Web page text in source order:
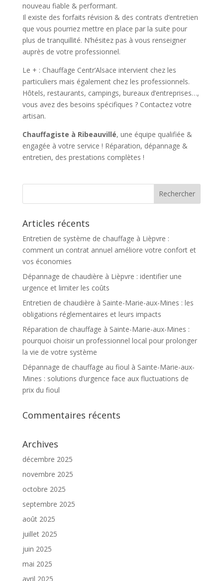
nouveau fiable & performant.
Il existe des forfaits révision & des contrats d’entretien
que vous pourriez mettre en place par la suite pour
plus de tranquillité. N’hésitez pas à vous renseigner
auprès de votre professionnel.
Le + : Chauffage Centr’Alsace intervient chez les
particuliers mais également chez les professionnels.
Hôtels, restaurants, campings, bureaux d’entreprises…,
vous avez des besoins spécifiques ? Contactez votre
artisan.
Chauffagiste à Ribeauvillé, une équipe qualifiée &
engagée à votre service ! Réparation, dépannage &
entretien, des prestations complètes !
Articles récents
Entretien de système de chauffage à Lièpvre :
comment un contrat annuel améliore votre confort et
vos économies
Dépannage de chaudière à Lièpvre : identifier une
urgence et limiter les coûts
Entretien de chaudière à Sainte-Marie-aux-Mines : les
obligations réglementaires et leurs impacts
Réparation de chauffage à Sainte-Marie-aux-Mines :
pourquoi choisir un professionnel local pour prolonger
la vie de votre système
Dépannage de chauffage au fioul à Sainte-Marie-aux-
Mines : solutions d’urgence face aux fluctuations de
prix du fioul
Commentaires récents
Archives
décembre 2025
novembre 2025
octobre 2025
septembre 2025
août 2025
juillet 2025
juin 2025
mai 2025
avril 2025